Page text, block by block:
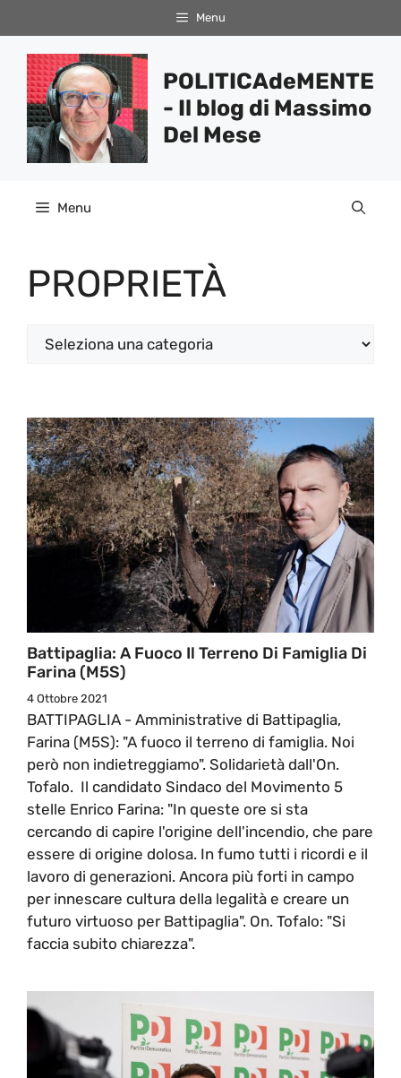
al
contenuto
Menu
POLITICAdeMENTE
- Il blog di Massimo
Del Mese
Menu
PROPRIETÀ
Categorie
Battipaglia: A Fuoco Il Terreno Di Famiglia Di
Farina (M5S)
4 Ottobre 2021
BATTIPAGLIA - Amministrative di Battipaglia,
Farina (M5S): "A fuoco il terreno di famiglia. Noi
però non indietreggiamo". Solidarietà dall'On.
Tofalo. Il candidato Sindaco del Movimento 5
stelle Enrico Farina: "In queste ore si sta
cercando di capire l'origine dell'incendio, che pare
essere di origine dolosa. In fumo tutti i ricordi e il
lavoro di generazioni. Ancora più forti in campo
per innescare cultura della legalità e creare un
futuro virtuoso per Battipaglia". On. Tofalo: "Si
faccia subito chiarezza".